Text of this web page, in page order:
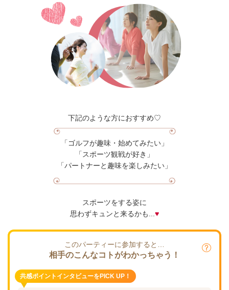
下記のような方におすすめ♡
「ゴルフが趣味・始めてみたい」
「スポーツ観戦が好き」
「パートナーと趣味を楽しみたい」
スポーツをする姿に
思わずキュンと来るかも... ♥
このパーティーに参加すると…
相手のこんなコトがわかっちゃう！
共感ポイントインタビューをPICK UP！